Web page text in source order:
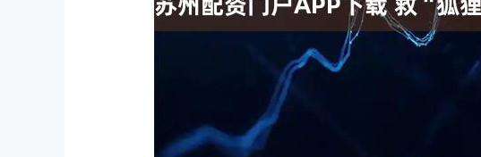
深证成指 14311.01